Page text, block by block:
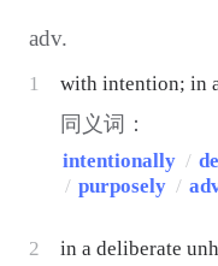
adv.
1 with intention; in
同义词：
intentionally /
/ purposely /
2 in a deliberate